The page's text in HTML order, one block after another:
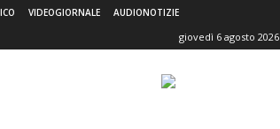
VIDEOGIORNALE AUDIONOTIZIE
giovedì 6 agosto 2026